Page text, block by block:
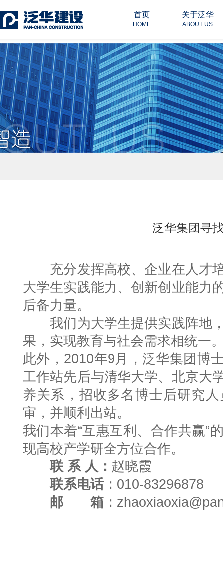
首页
HOME
关于泛华
ABOUT US
泛华集团寻
充分发挥高校、企业在人才培
大学生实践能力、创新创业能力
后备力量。
我们为大学生提供实践阵地，
果，实现教育与社会需求相统一
此外，2010年9月，泛华集团博
工作站先后与清华大学、北京大
养关系，招收多名博士后研究
审，并顺利出站。
我们本着“互惠互利、合作共赢”
现高校产学研全方位合作。
联 系 人： 赵晓霞
联系电话： 010-83296878
邮 箱：